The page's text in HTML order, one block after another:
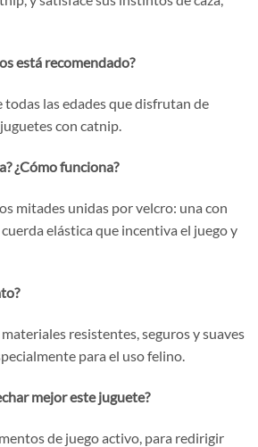
está recomendado?
todas las edades que disfrutan de
con catnip.
¿Cómo funciona?
mitades unidas por velcro: una con
elástica que incentiva el juego y
resistentes, seguros y suaves
para el uso felino.
mejor este juguete?
de juego activo, para redirigir